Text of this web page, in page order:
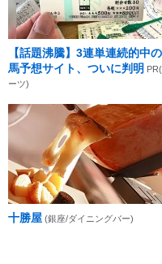
【話題沸騰】3連単連続的中
馬予想サイト、ついに判明
ーツ)
十勝屋 (銀座/ダイニングバー)